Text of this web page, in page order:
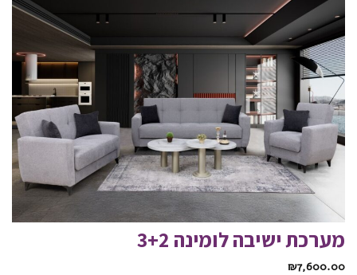
מערכת ישיבה לומינה 3+2
₪7,600.00